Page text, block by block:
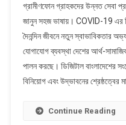
গ্রামীণফোন গ্রাহকদের উন্নত সেবা
জানুন সহজ ভাষায়। COVID-19 এর
দৈনন্দিন জীবনে নতুন স্বাভাবিকতার
যোগাযোগ ব্যবস্থা দেশের আর্থ-
পালন করছে। ডিজিটাল বাংলাদেশের
বিনিয়োগ এবং উদ্ভাবনের শ্রেষ্ঠত্বের
Continue Reading